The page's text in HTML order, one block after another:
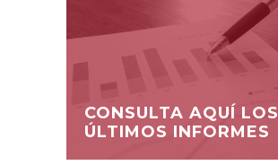
CONSULTA AQUÍ LOS
ÚLTIMOS INFORMES